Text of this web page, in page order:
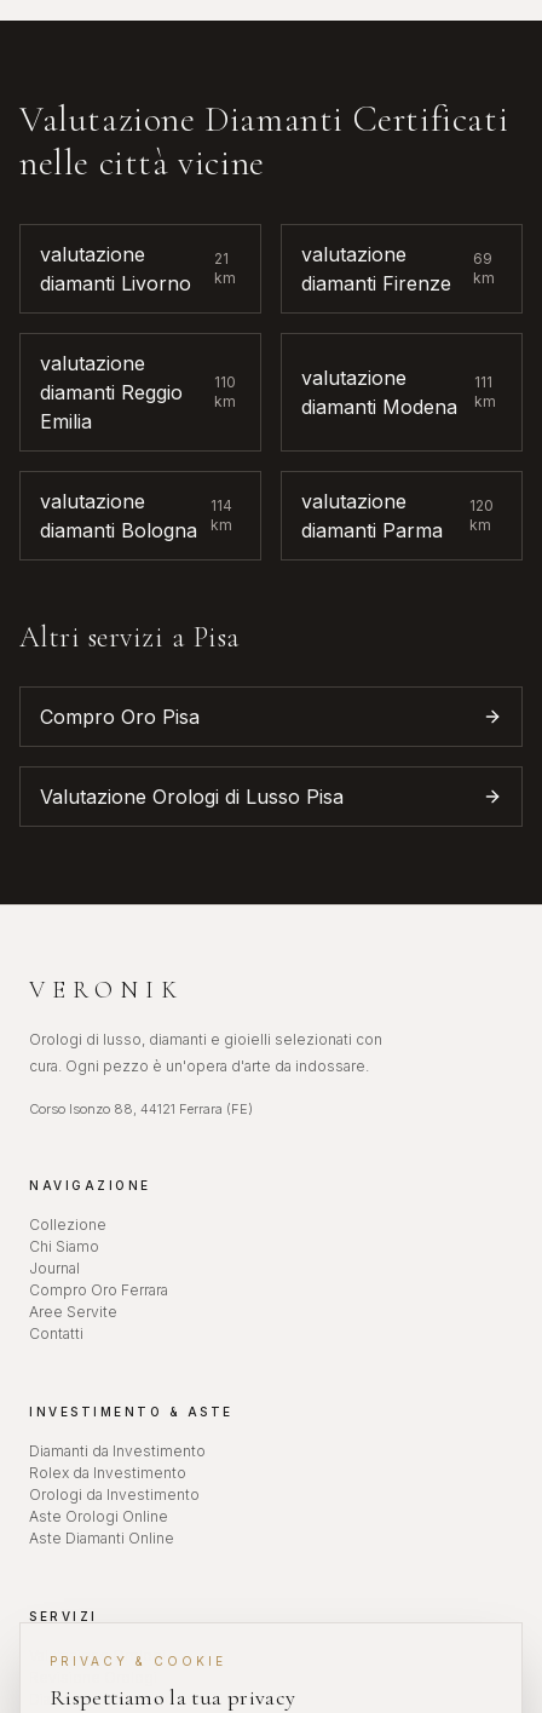
PRIVACY & COOKIE
Rispettiamo la tua privacy
Valutazione Diamanti Certificati
nelle città vicine
valutazione
diamanti Livorno
21
km
valutazione
diamanti Firenze
69
km
valutazione
diamanti Reggio
Emilia
110
km
valutazione
diamanti Modena
111
km
valutazione
diamanti Bologna
114
km
valutazione
diamanti Parma
120
km
Altri servizi a Pisa
Compro Oro Pisa
Valutazione Orologi di Lusso Pisa
VERONIK
Orologi di lusso, diamanti e gioielli selezionati con
cura. Ogni pezzo è un'opera d'arte da indossare.
Corso Isonzo 88, 44121 Ferrara (FE)
NAVIGAZIONE
Collezione
Chi Siamo
Journal
Compro Oro Ferrara
Aree Servite
Contatti
INVESTIMENTO & ASTE
Diamanti da Investimento
Rolex da Investimento
Orologi da Investimento
Aste Orologi Online
Aste Diamanti Online
SERVIZI
Valutazione Orologi
Diamanti da Investimento